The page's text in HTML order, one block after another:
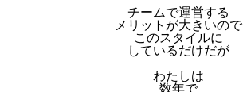
チームで運営する
メリットが大きいので
このスタイルに
しているだけだが
わたしは
数年で